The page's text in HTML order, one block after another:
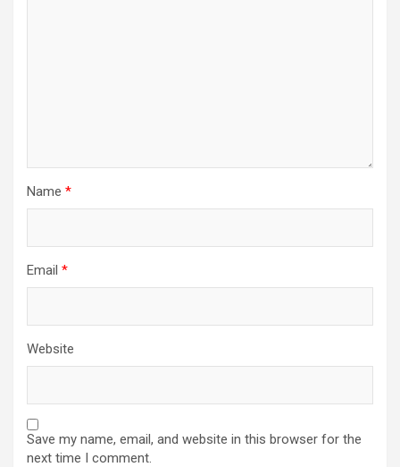
Name *
Email *
Website
Save my name, email, and website in this browser for the
next time I comment.